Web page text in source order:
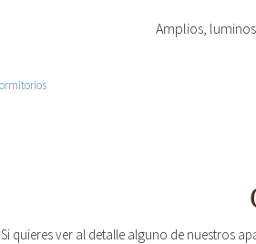
Amplios,
Si quieres ver al detalle alguno de nuestros